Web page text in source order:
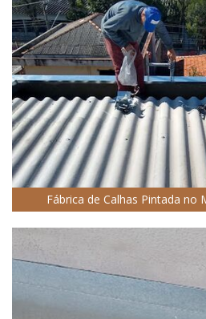
Fábrica de Calhas Pintada no